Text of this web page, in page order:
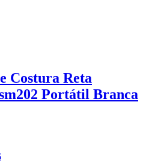
Costura Reta
Portátil Branca